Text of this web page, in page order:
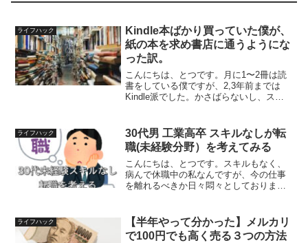
ライフハック
Kindle本ばかり買っていた僕が、
紙の本を求め書店に通うようにな
った訳。
こんにちは、とつです。月に1〜2冊は読
書をしている僕ですが、2,3年前までは
Kindle派でした。かさばらないし、スマ
と思っていました。ですが、ここ一年ほ
ど紙媒体の書籍...
ライフハック
30代男 工業高卒 スキルなしが転
職(未経験分野）を考えてみる
こんにちは、とつです。スキルもなく、
病んで休職中の私なんですが、今の仕事
を離れるべきか日々悶々としておりま
シェアしたいと思います。家族のため、
働かなくては。。。！欲しい...
ライフハック
【半年やって分かった】メルカリ
で100円でも高く売る３つの方法